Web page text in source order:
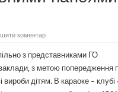
коментар
з представниками ГО
з метою попередження
дітям. В караоке –